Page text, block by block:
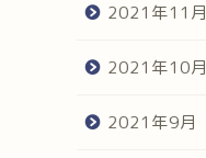
2021年11月
2021年10月
2021年9月